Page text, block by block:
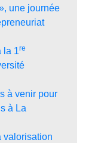
une journée
la 1re
à venir pour
à La
valorisation